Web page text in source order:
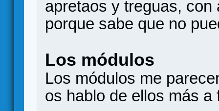
apretaos y treguas, con
porque sabe que no
Los módulos
Los módulos me
os hablo de ellos más